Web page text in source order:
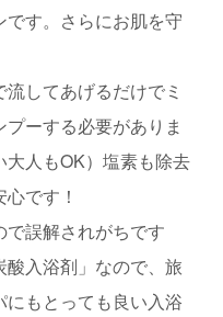
す。さらにお肌を守
してあげるだけでミ
プーする必要がありま
人もOK） 塩素も除去
です！
誤解されがちです
入浴剤」なので、 旅
もとっても良い入浴